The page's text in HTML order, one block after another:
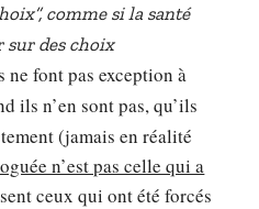
comme si la santé
sur des choix
ne font pas exception à
ils n’en sont pas, qu’ils
(jamais en réalité
n’est pas celle qui a
ceux qui ont été forcés